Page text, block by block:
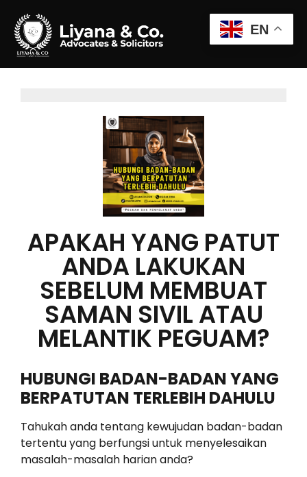
APAKAH YANG PATUT
ANDA LAKUKAN
SEBELUM MEMBUAT
SAMAN SIVIL ATAU
MELANTIK PEGUAM?
HUBUNGI BADAN-BADAN YANG
BERPATUTAN TERLEBIH DAHULU
Tahukah anda tentang kewujudan badan-badan
tertentu yang berfungsi untuk menyelesaikan
masalah-masalah harian anda?
EN